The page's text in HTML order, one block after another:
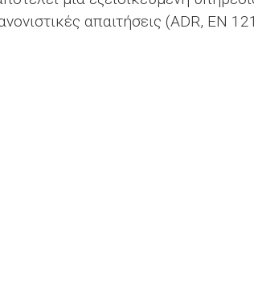
απαιτήσεις (ADR, EN